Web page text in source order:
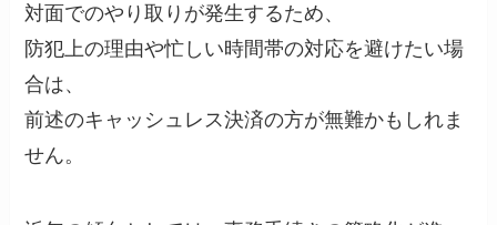
対面でのやり取りが発生するため、
防犯上の理由や忙しい時間帯の対応を避けたい場
合は、
前述のキャッシュレス決済の方が無難かもしれま
せん。